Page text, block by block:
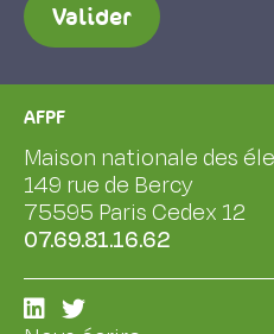
Valider
AFPF
Maison nationale des
149 rue de Bercy
75595 Paris Cedex 12
07.69.81.16.62